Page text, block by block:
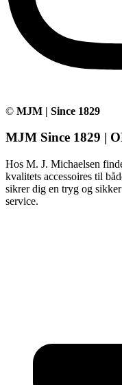
© MJM | Since 1829
MJM Since 1829 |
Hos M. J. Michaelsen
kvalitets accessoires til
sikrer dig en tryg og
service.